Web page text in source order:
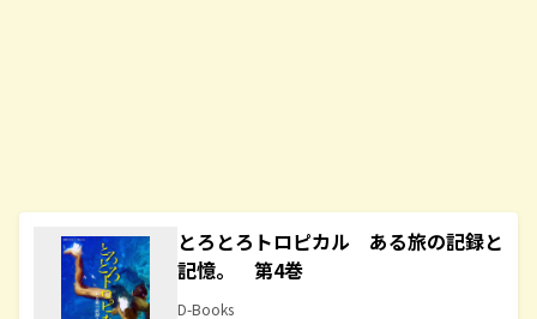
とろとろトロピカル ある旅の記録と
記憶。 第4巻
D-Books